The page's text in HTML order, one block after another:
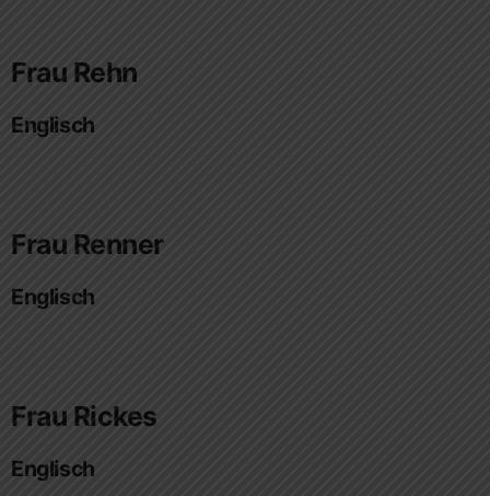
Frau Rehn
Englisch
Frau Renner
Englisch
Frau Rickes
Englisch